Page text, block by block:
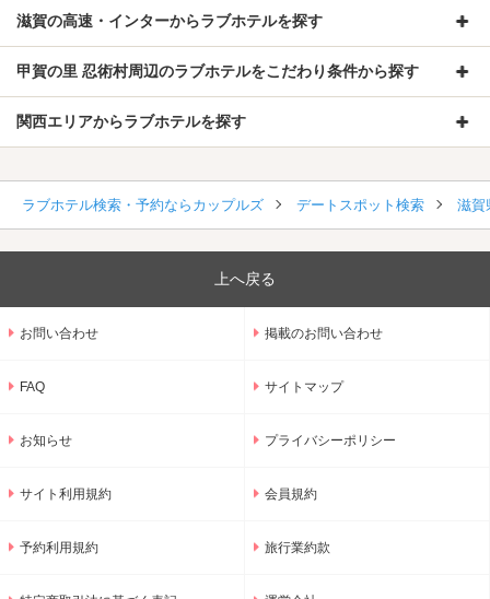
滋賀の高速・インターからラブホテルを探す
甲賀の里 忍術村周辺のラブホテルをこだわり条件から探す
関西エリアからラブホテルを探す
ラブホテル検索・予約ならカップルズ デートスポット検索 滋賀
上へ戻る
お問い合わせ 掲載のお問い合わせ
FAQ サイトマップ
お知らせ プライバシーポリシー
サイト利用規約 会員規約
予約利用規約 旅行業約款